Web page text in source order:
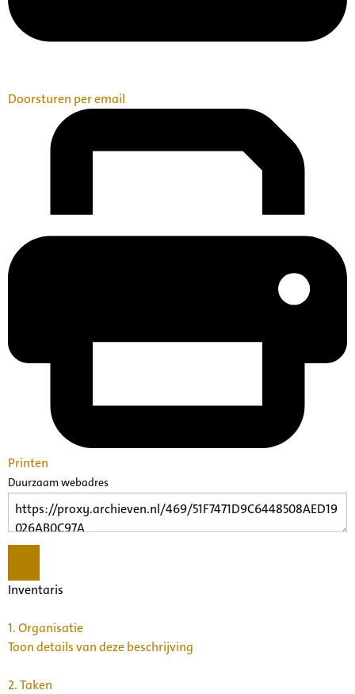
Doorsturen per email
Printen
Duurzaam webadres
Inventaris
1.Organisatie
Toon details van deze beschrijving
2.Taken